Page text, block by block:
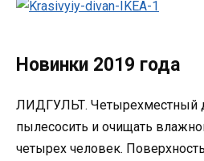
Новинки 2019 года
ЛИДГУЛЬТ. Четырехместный
пылесосить и очищать
четырех человек.